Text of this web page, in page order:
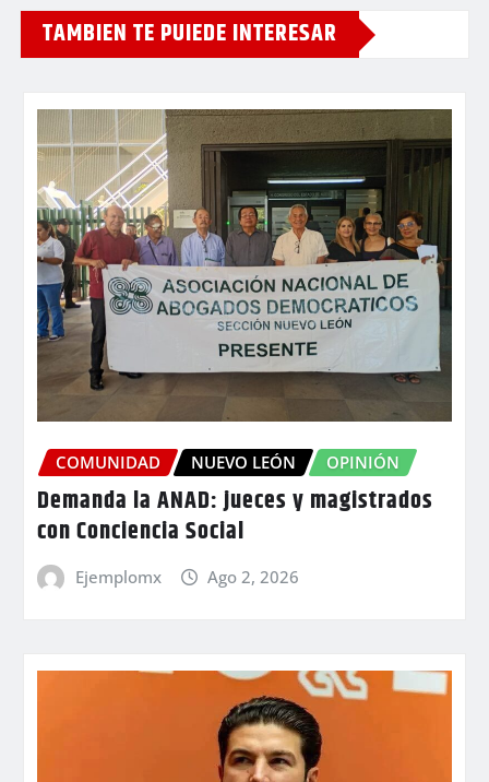
TAMBIEN TE PUIEDE INTERESAR
COMUNIDAD NUEVO LEÓN OPINIÓN
Demanda la ANAD: jueces y magistrados
con Conciencia Social
Ejemplomx Ago 2, 2026